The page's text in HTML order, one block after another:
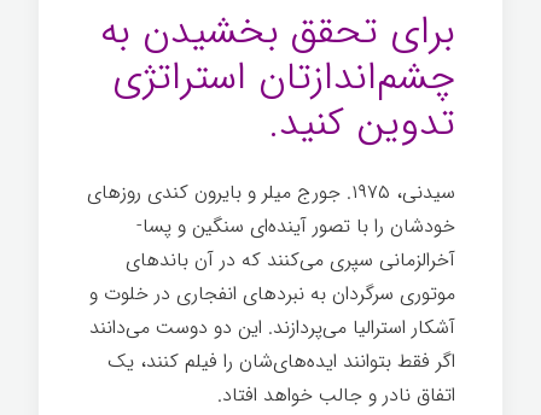
برای تحقق بخشیدن به
چشم‌اندازتان استراتژی
تدوین کنید.
سیدنی، ۱۹۷۵. جورج میلر و بایرون کندی روزهای
خودشان را با تصور آینده‌ای سنگین و پسا-
آخرالزمانی سپری می‌کنند که در آن باندهای
موتوری سرگردان به نبردهای انفجاری در خلوت و
آشکار استرالیا می‌پردازند. این دو دوست می‌دانند
اگر فقط بتوانند ایده‌های‌شان را فیلم کنند، یک
اتفاق نادر و جالب خواهد افتاد.